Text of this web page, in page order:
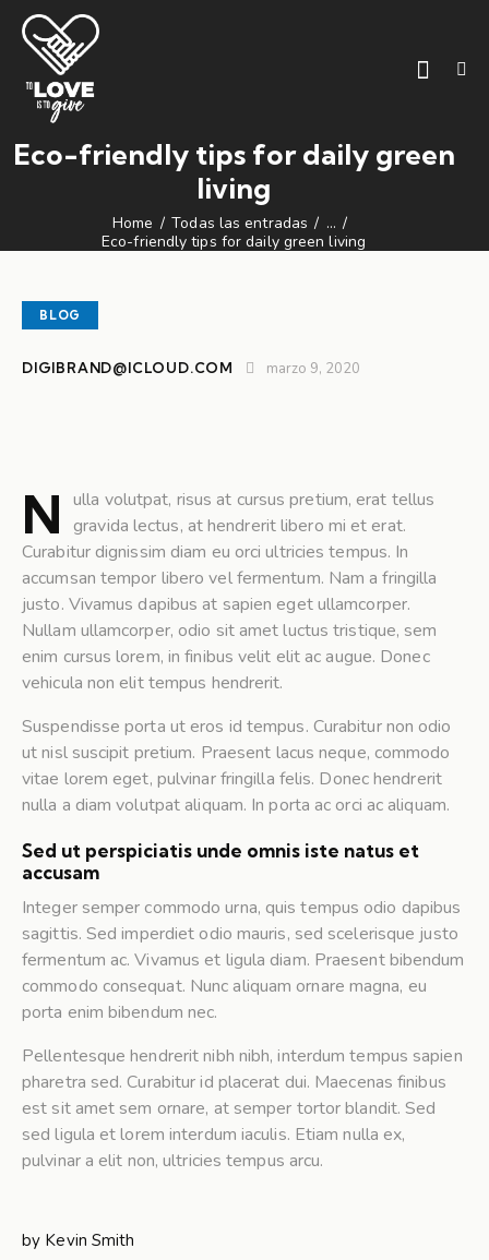
Eco-friendly tips for daily green
living
Home Todas las entradas
...
Eco-friendly tips for daily green living
BLOG
DIGIBRAND@ICLOUD.COM marzo 9, 2020
N ulla volutpat, risus at cursus pretium, erat tellus
gravida lectus, at hendrerit libero mi et erat.
Curabitur dignissim diam eu orci ultricies tempus. In
accumsan tempor libero vel fermentum. Nam a fringilla
justo. Vivamus dapibus at sapien eget ullamcorper.
Nullam ullamcorper, odio sit amet luctus tristique, sem
enim cursus lorem, in finibus velit elit ac augue. Donec
vehicula non elit tempus hendrerit.
Suspendisse porta ut eros id tempus. Curabitur non odio
ut nisl suscipit pretium. Praesent lacus neque, commodo
vitae lorem eget, pulvinar fringilla felis. Donec hendrerit
nulla a diam volutpat aliquam. In porta ac orci ac aliquam.
Sed ut perspiciatis unde omnis iste natus et
accusam
Integer semper commodo urna, quis tempus odio dapibus
sagittis. Sed imperdiet odio mauris, sed scelerisque justo
fermentum ac. Vivamus et ligula diam. Praesent bibendum
commodo consequat. Nunc aliquam ornare magna, eu
porta enim bibendum nec.
Pellentesque hendrerit nibh nibh, interdum tempus sapien
pharetra sed. Curabitur id placerat dui. Maecenas finibus
est sit amet sem ornare, at semper tortor blandit. Sed
sed ligula et lorem interdum iaculis. Etiam nulla ex,
pulvinar a elit non, ultricies tempus arcu.
by Kevin Smith